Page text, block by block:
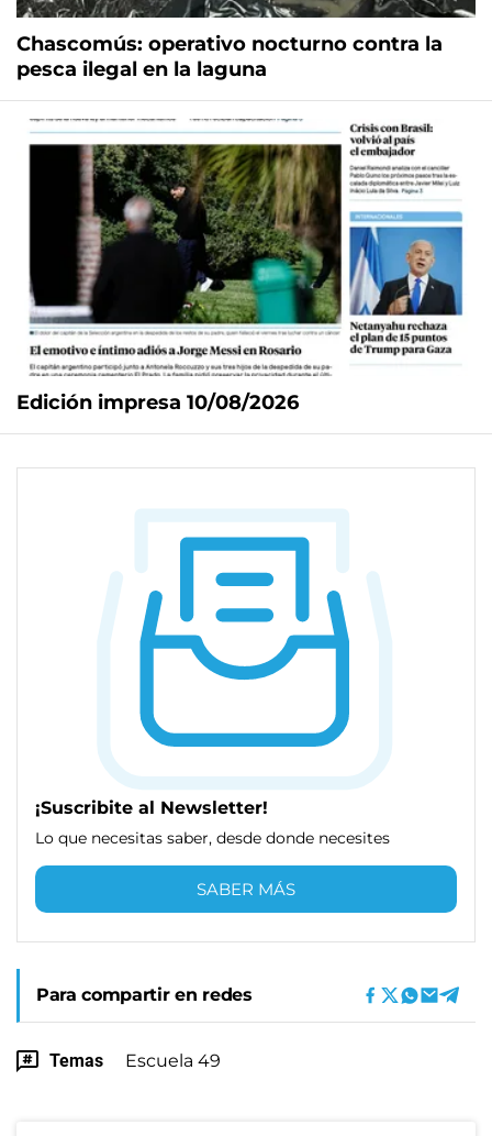
Chascomús: operativo nocturno contra la
pesca ilegal en la laguna
Edición impresa 10/08/2026
¡Suscribite al Newsletter!
Lo que necesitas saber, desde donde necesites
SABER MÁS
Para compartir en redes
Temas Escuela 49